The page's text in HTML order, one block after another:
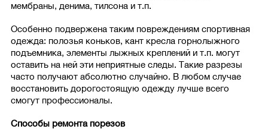
мембраны, денима, тилсона и т.п.
Особенно подвержена таким повреждениям спортивная
одежда: полозья коньков, кант кресла горнолыжного
подъемника, элементы лыжных креплений и т.п. могут
оставить на ней эти неприятные следы. Такие разрезы
часто получают абсолютно случайно. В любом случае
восстановить дорогостоящую одежду лучше всего
смогут профессионалы.
Способы ремонта порезов